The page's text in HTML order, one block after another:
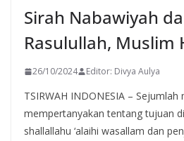
Sirah Nabawiyah
Rasulullah, Muslim
26/10/2024 Editor: Divya Aulya
TSIRWAH INDONESIA –
mempertanyakan tentang tujuan
shallallahu ‘alaihi wasallam dan